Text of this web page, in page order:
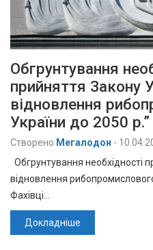
Обгрунтування
прийняття Закону
відновлення
України до 2050 р.”
Створено Мегалодон -
Обгрунтування необхідності
відновлення
Фахівці…
Докладніше